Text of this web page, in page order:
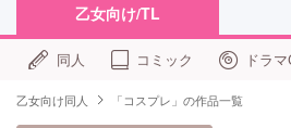
乙女向け/TL
同人 コミック ドラ
乙女向け同人 「コスプレ」の作品一覧